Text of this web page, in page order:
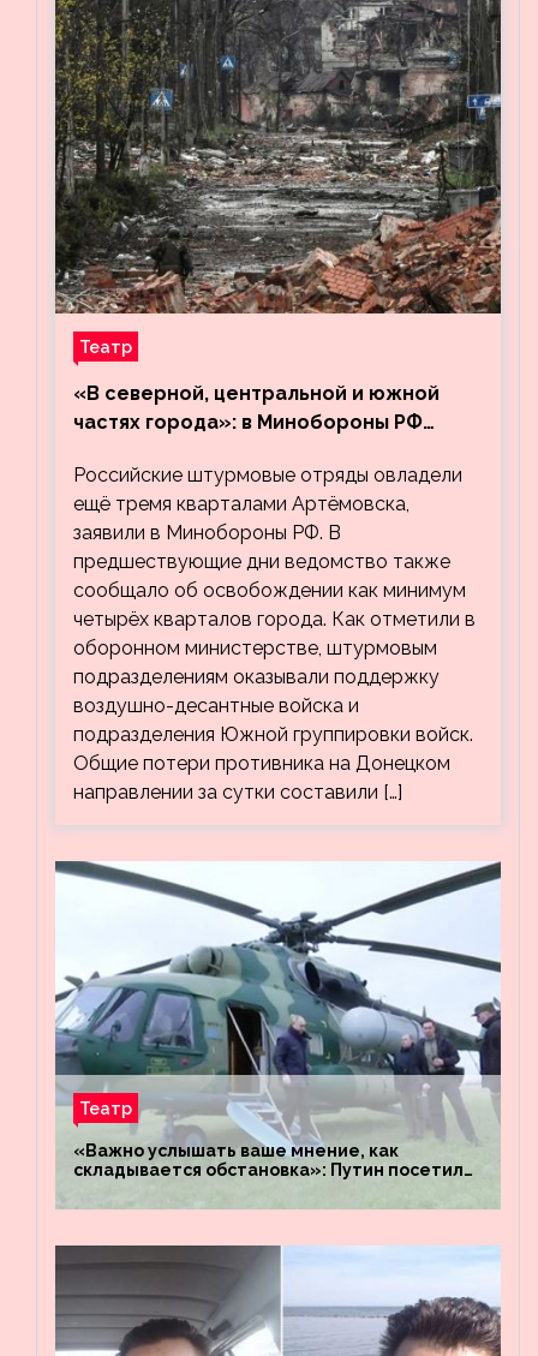
Театр
«В северной, центральной и южной
частях города»: в Минобороны РФ
кварталов Артёмовска
Российские штурмовые отряды овладели
ещё тремя кварталами Артёмовска,
заявили в Минобороны РФ. В
предшествующие дни ведомство также
сообщало об освобождении как минимум
четырёх кварталов города. Как отметили в
оборонном министерстве, штурмовым
подразделениям оказывали поддержку
воздушно-десантные войска и
подразделения Южной группировки войск.
Общие потери противника на Донецком
направлении за сутки составили […]
Театр
«Важно услышать ваше мнение, как
складывается обстановка»: Путин посетил
«Восток»